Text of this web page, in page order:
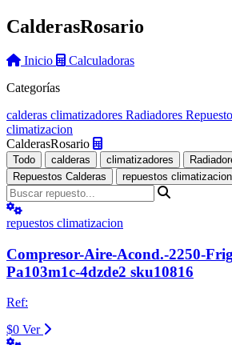
CalderasRosario
Inicio
Calculadoras
Categorías
calderas climatizadores Radiadores
climatizacion
CalderasRosario
Todo calderas climatizadores
Repuestos Calderas
repuestos climatizacion
repuestos climatizacion
Compresor-Aire-Acond.-2250-
Pa103m1c-4dzde2 sku10816
Ref:
$0 Ver